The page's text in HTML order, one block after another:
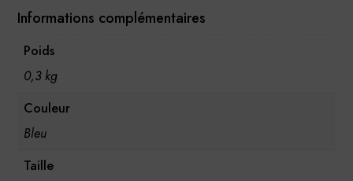
Informations complémentaires
Poids
0,3 kg
Couleur
Bleu
Taille